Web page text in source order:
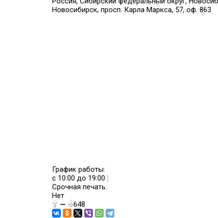
Новосибирск, просп. Карла Маркса, 57, оф. 863
График работы:
с 10:00 до 19:00
Срочная печать:
Нет
—
648